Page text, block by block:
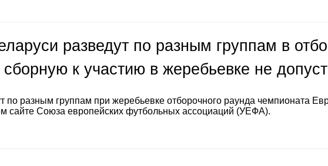
разведут по разным группам в
к участию в жеребьевке не
по разным группам при жеребьевке отборочного раунда чемпионата
сайте Союза европейских футбольных ассоциаций (УЕФА).